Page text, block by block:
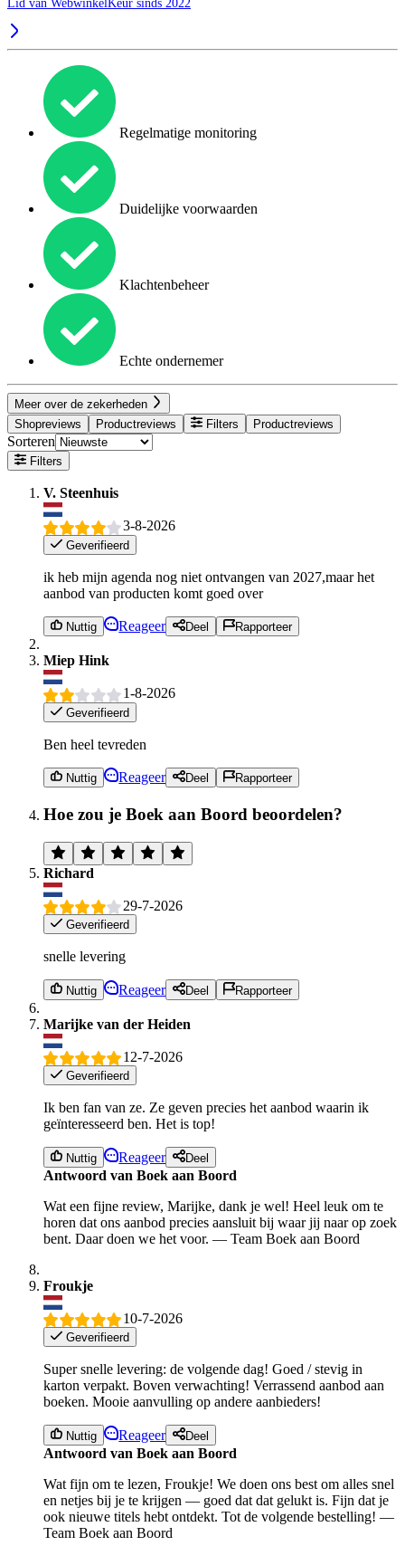
Lid van WebwinkelKeur sinds 2022
Regelmatige monitoring
Duidelijke voorwaarden
Klachtenbeheer
Echte ondernemer
Meer over de zekerheden
Shopreviews
Productreviews Filters Productreviews
Sorteren
Filters
V. Steenhuis
3-8-2026
Geverifieerd
ik heb mijn agenda nog niet ontvangen van 2027,maar het
aanbod van producten komt goed over
Nuttig Reageer Deel Rapporteer
Miep Hink
1-8-2026
Geverifieerd
Ben heel tevreden
Nuttig Reageer Deel Rapporteer
Hoe zou je Boek aan Boord beoordelen?
Richard
29-7-2026
Geverifieerd
snelle levering
Nuttig Reageer Deel Rapporteer
Marijke van der Heiden
12-7-2026
Geverifieerd
Ik ben fan van ze. Ze geven precies het aanbod waarin ik
geïnteresseerd ben. Het is top!
Nuttig Reageer Deel
Antwoord van Boek aan Boord
Wat een fijne review, Marijke, dank je wel! Heel leuk om te
horen dat ons aanbod precies aansluit bij waar jij naar op zoek
bent. Daar doen we het voor. — Team Boek aan Boord
Froukje
10-7-2026
Geverifieerd
Super snelle levering: de volgende dag! Goed / stevig in
karton verpakt. Boven verwachting! Verrassend aanbod aan
boeken. Mooie aanvulling op andere aanbieders!
Nuttig Reageer Deel
Antwoord van Boek aan Boord
Wat fijn om te lezen, Froukje! We doen ons best om alles snel
en netjes bij je te krijgen — goed dat dat gelukt is. Fijn dat je
ook nieuwe titels hebt ontdekt. Tot de volgende bestelling! —
Team Boek aan Boord